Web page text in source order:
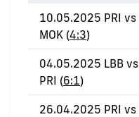
10.05.2025 PRI vs
MOK (4:3)
04.05.2025 LBB vs
PRI (6:1)
26.04.2025 PRI vs